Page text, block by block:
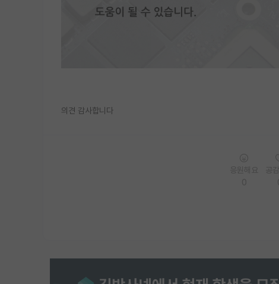
의견 감사합니다